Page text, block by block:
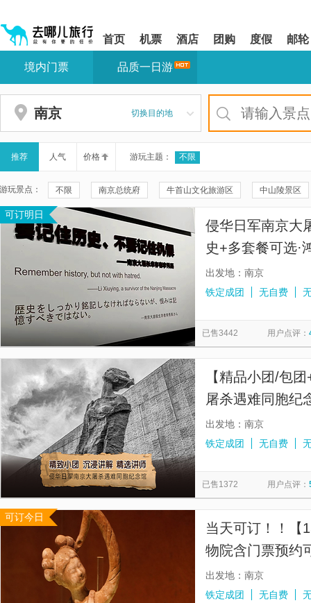
shift+enter
网
导
盲
导
模
式
您
站
区,
本
有
6
个
首页 机票 酒店 团购 度假 邮轮
您
站
区
境内门票 品质一日游
南京 切换目的地
推荐 人气 价格 游玩主题： 不限
游玩景点： 不限 南京总统府 牛首山文化旅游区 中山陵景区
夫子庙 侵华日军南京大屠杀遇难同胞纪念馆
音乐台 中国科举博物馆(江南贡院) 老门东历史街区
太平天国历史博物馆(瞻园)
诗宴·南京 栖霞山 大明寺 个园 南京城墙
中华门瓮城 江苏园博园
夫子庙大成殿 南京长江传奇系列游轮 南
南京博物院艺-特展馆 南京中山植物园
可订明日
侵华日军南京大
史+多套餐可选·
出发地：南京
铁定成团
无自费
已售3442 用户点评：
【精品小团/包
屠杀遇难同胞纪
解
出发地：南京
铁定成团
无自费
已售1372 用户点评：
可订今日
当天可订！！【
物院含门票预约
解
出发地：南京
铁定成团
无自费